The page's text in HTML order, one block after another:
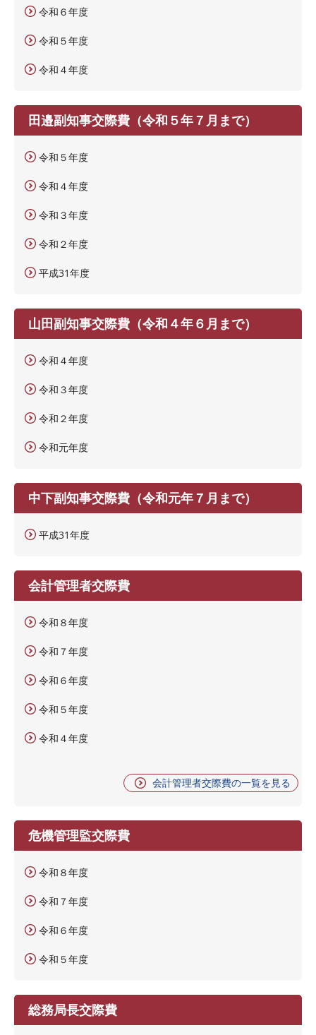
令和６年度
令和５年度
令和４年度
田邉副知事交際費（令和５年７月まで）
令和５年度
令和４年度
令和３年度
令和２年度
平成31年度
山田副知事交際費（令和４年６月まで）
令和４年度
令和３年度
令和２年度
令和元年度
中下副知事交際費（令和元年７月まで）
平成31年度
会計管理者交際費
令和８年度
令和７年度
令和６年度
令和５年度
令和４年度
会計管理者交際費の一覧を見る
危機管理監交際費
令和８年度
令和７年度
令和６年度
令和５年度
総務局長交際費